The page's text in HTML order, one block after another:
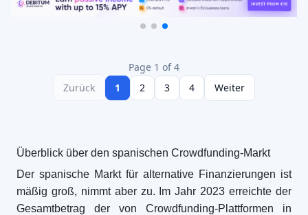
Page 1 of 4
Zurück
1 2 3 4 Weiter
Überblick über den spanischen Crowdfunding-Markt
Der spanische Markt für alternative Finanzierungen ist
mäßig groß, nimmt aber zu. Im Jahr 2023 erreichte der
Gesamtbetrag der von Crowdfunding-Plattformen in